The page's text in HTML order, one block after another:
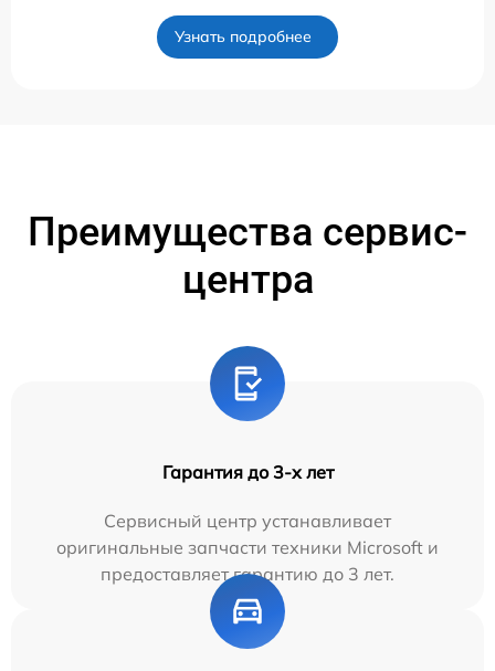
Узнать подробнее
Преимущества сервис-
центра
Гарантия до 3-х лет
Сервисный центр устанавливает
оригинальные запчасти техники Microsoft и
предоставляет гарантию до 3 лет.